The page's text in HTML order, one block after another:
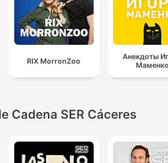
RIX MorronZoo
Анекдоты
Cadena SER Cáceres